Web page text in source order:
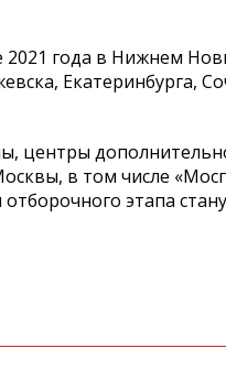
2021 года в Нижнем
Екатеринбурга,
центры
в том числе
этапа